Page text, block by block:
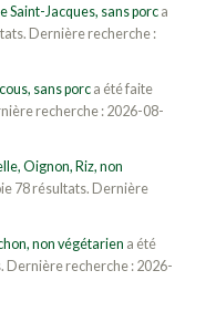
Saint-Jacques, sans porca
Dernière recherche :
sans porca été faite
recherche : 2026-08-
Oignon, Riz, non
78 résultats. Dernière
non végétarien a été
Dernière recherche : 2026-